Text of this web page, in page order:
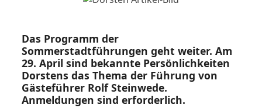
Das Programm der
Sommerstadtführungen geht weiter. Am
29. April sind bekannte Persönlichkeiten
Dorstens das Thema der Führung von
Gästeführer Rolf Steinwede.
Anmeldungen sind erforderlich.